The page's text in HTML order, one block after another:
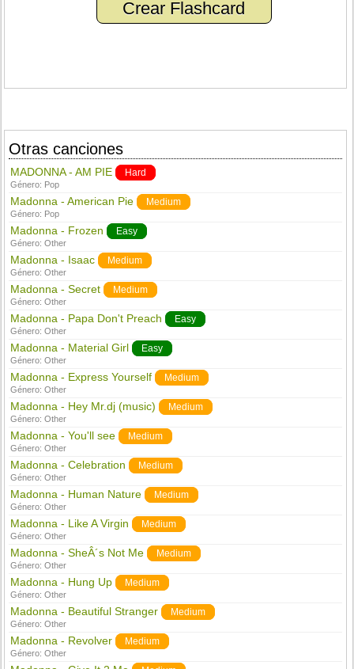
Crear Flashcard
Otras canciones
MADONNA - AM PIE Hard
Género: Pop
Madonna - American Pie Medium
Género: Pop
Madonna - Frozen Easy
Género:Other
Madonna - Isaac Medium
Género:Other
Madonna - Secret Medium
Género:Other
Madonna - Papa Don't Preach Easy
Género:Other
Madonna - Material Girl Easy
Género:Other
Madonna - Express Yourself Medium
Género:Other
Madonna - Hey Mr.dj (music) Medium
Género:Other
Madonna - You'll see Medium
Género:Other
Madonna - Celebration Medium
Género:Other
Madonna - Human Nature Medium
Género:Other
Madonna - Like A Virgin Medium
Género:Other
Madonna - SheÂ´s Not Me Medium
Género:Other
Madonna - Hung Up Medium
Género:Other
Madonna - Beautiful Stranger Medium
Género:Other
Madonna - Revolver Medium
Género:Other